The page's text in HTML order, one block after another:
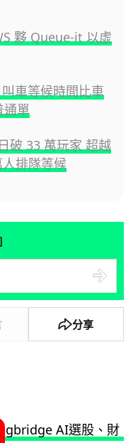
夥 Queue-it 以虛
車等候時間比車
通單
破 33 萬玩家 超越
排隊等候
分享